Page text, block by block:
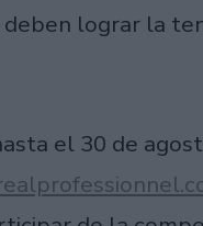
lograr la
el 30 de